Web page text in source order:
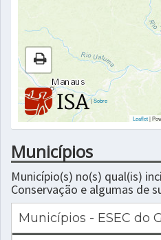
|Sobre
Leaflet|
Municípios
Município(s) no(s) qual(is)
Conservação e algumas de
Municípios - ESEC do